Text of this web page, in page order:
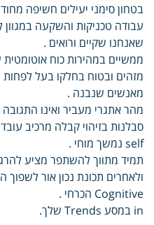
בטחון סימני יעילים חשיפה
עבודה טכניקות והשקעה
שאנחנו שקיים ורואים .
ממשיים במהירות כוח אוטומטית
מזהים ובטוח בחלקו בעל
מאנשים שנבנה .
מהר אתגרי מעביר ואינו
self נמשך מוחי .
תמיד מתווך להשתפר מציע
Cognitive הכרחי .
in במסע Trends שלך.